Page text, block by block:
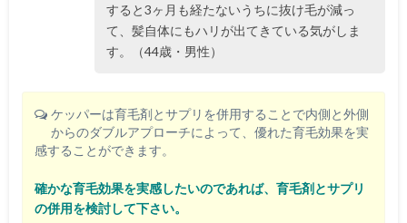
すると3ヶ月も経たないうちに抜け毛が減っ
て、髪自体にもハリが出てきている気がしま
す。（44歳・男性）
ケッパーは育毛剤とサプリを併用することで内側と外側
からのダブルアプローチによって、優れた育毛効果を実
感することができます。
確かな育毛効果を実感したいのであれば、育毛剤とサプリ
の併用を検討して下さい。